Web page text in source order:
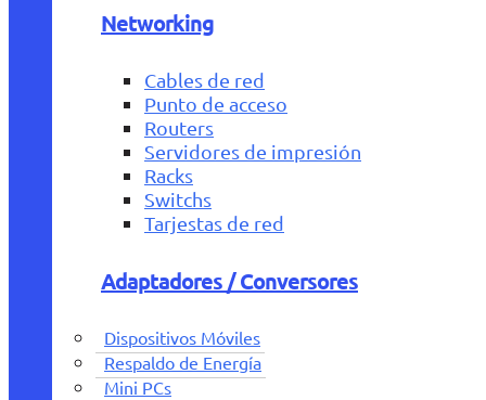
Networking
Cables de red
Punto de acceso
Routers
Servidores de impresión
Racks
Switchs
Tarjestas de red
Adaptadores / Conversores
Dispositivos Móviles
Respaldo de Energía
Mini PCs